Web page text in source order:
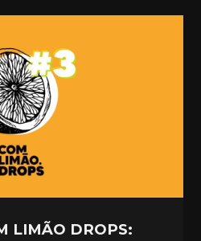
LIMÃO DROPS: